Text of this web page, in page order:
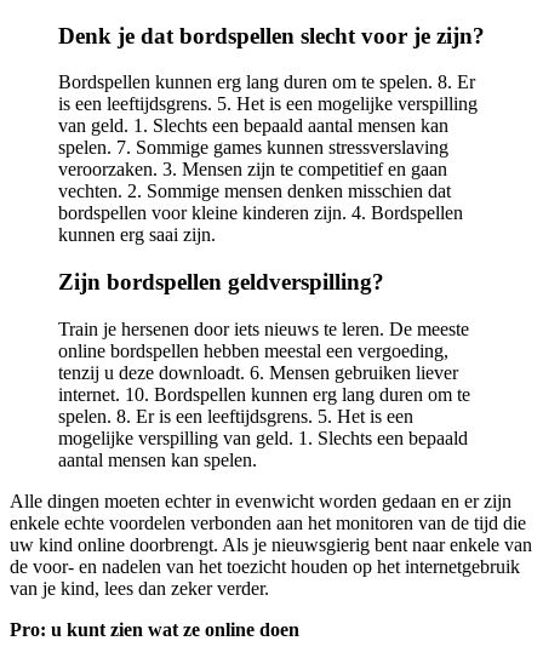
Denk je dat bordspellen slecht voor je zijn?
Bordspellen kunnen erg lang duren om te spelen. 8. Er
is een leeftijdsgrens. 5. Het is een mogelijke verspilling
van geld. 1. Slechts een bepaald aantal mensen kan
spelen. 7. Sommige games kunnen stressverslaving
veroorzaken. 3. Mensen zijn te competitief en gaan
vechten. 2. Sommige mensen denken misschien dat
bordspellen voor kleine kinderen zijn. 4. Bordspellen
kunnen erg saai zijn.
Zijn bordspellen geldverspilling?
Train je hersenen door iets nieuws te leren. De meeste
online bordspellen hebben meestal een vergoeding,
tenzij u deze downloadt. 6. Mensen gebruiken liever
internet. 10. Bordspellen kunnen erg lang duren om te
spelen. 8. Er is een leeftijdsgrens. 5. Het is een
mogelijke verspilling van geld. 1. Slechts een bepaald
aantal mensen kan spelen.
Alle dingen moeten echter in evenwicht worden gedaan en er zijn
enkele echte voordelen verbonden aan het monitoren van de tijd die
uw kind online doorbrengt. Als je nieuwsgierig bent naar enkele van
de voor- en nadelen van het toezicht houden op het internetgebruik
van je kind, lees dan zeker verder.
Pro: u kunt zien wat ze online doen